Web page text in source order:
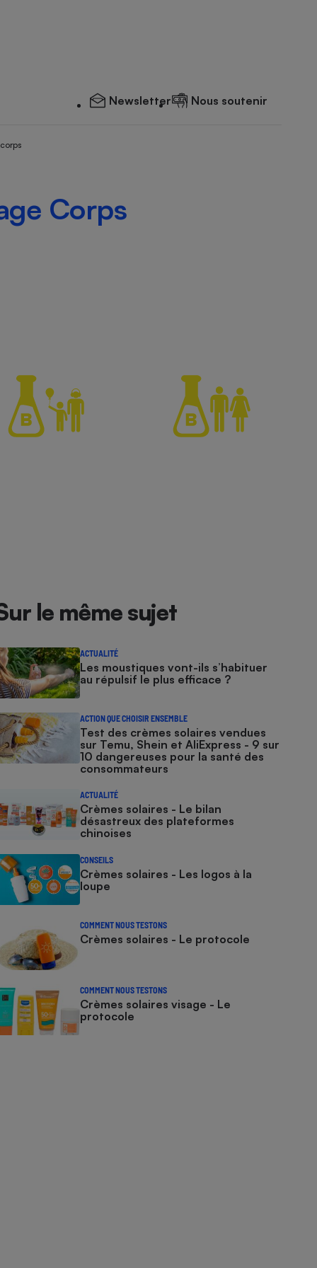
Newsletter Nous soutenir
Corps
le même sujet
ACTUALITÉ
Les moustiques vont-ils s’habituer
au répulsif le plus efficace ?
ACTION QUE CHOISIR ENSEMBLE
Test des crèmes solaires vendues
sur Temu, Shein et AliExpress - 9 sur
10 dangereuses pour la santé des
consommateurs
ACTUALITÉ
Crèmes solaires - Le bilan
désastreux des plateformes
chinoises
CONSEILS
Crèmes solaires - Les logos à la
loupe
COMMENT NOUS TESTONS
Crèmes solaires - Le protocole
COMMENT NOUS TESTONS
Crèmes solaires visage - Le
protocole